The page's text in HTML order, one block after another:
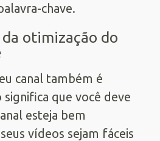
chave.
otimização do
canal também é
que você deve
esteja bem
vídeos sejam fáceis